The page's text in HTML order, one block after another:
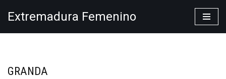
Extremadura Femenino
GRANDA